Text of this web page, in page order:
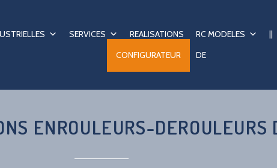
SERVICES REALISATIONS RC MODELES ||
CONFIGURATEUR
DE
ENROULEURS-DEROULEURS